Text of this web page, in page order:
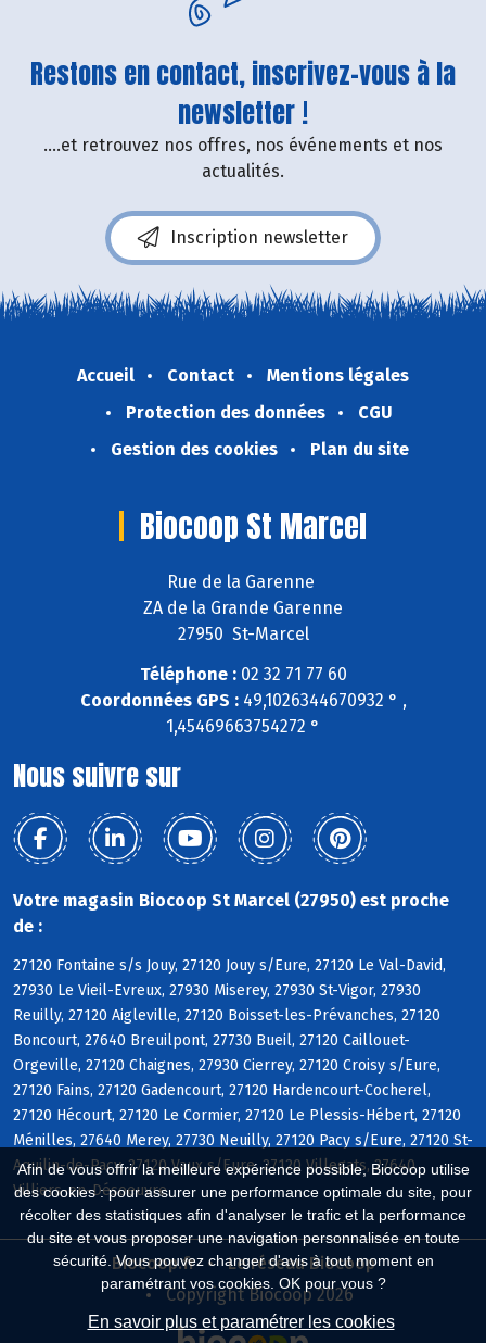
Afin de vous offrir la meilleure expérience possible, Biocoop utilise
des cookies : pour assurer une performance optimale du site, pour
récolter des statistiques afin d'analyser le trafic et la performance
du site et vous proposer une navigation personnalisée en toute
sécurité. Vous pouvez changer d'avis à tout moment en
paramétrant vos cookies. OK pour vous ?
En savoir plus et paramétrer les cookies
Restons en contact, inscrivez-vous à la
newsletter !
....et retrouvez nos offres, nos événements et nos
actualités.
Inscription newsletter
Accueil Contact
Mentions légales
Protection des données
CGU
Gestion des cookies
Plan du site
Biocoop St Marcel
Rue de la Garenne
ZA de la Grande Garenne
27950 St-Marcel
Téléphone :02 32 71 77 60
Coordonnées GPS :49,1026344670932 ° ,
1,45469663754272 °
Nous suivre sur
Votre magasin Biocoop St Marcel (27950) est proche
de :
27120 Fontaine s/s Jouy, 27120 Jouy s/Eure, 27120 Le Val-David,
27930 Le Vieil-Evreux, 27930 Miserey, 27930 St-Vigor, 27930
Reuilly, 27120 Aigleville, 27120 Boisset-les-Prévanches, 27120
Boncourt, 27640 Breuilpont, 27730 Bueil, 27120 Caillouet-
Orgeville, 27120 Chaignes, 27930 Cierrey, 27120 Croisy s/Eure,
27120 Fains, 27120 Gadencourt, 27120 Hardencourt-Cocherel,
27120 Hécourt, 27120 Le Cormier, 27120 Le Plessis-Hébert, 27120
Ménilles, 27640 Merey, 27730 Neuilly, 27120 Pacy s/Eure, 27120 St-
Aquilin-de-Pacy, 27120 Vaux s/Eure, 27120 Villegats, 27640
Villiers-en-Désoeuvre
Biocoop.fr
Le réseau Biocoop
Copyright Biocoop 2026